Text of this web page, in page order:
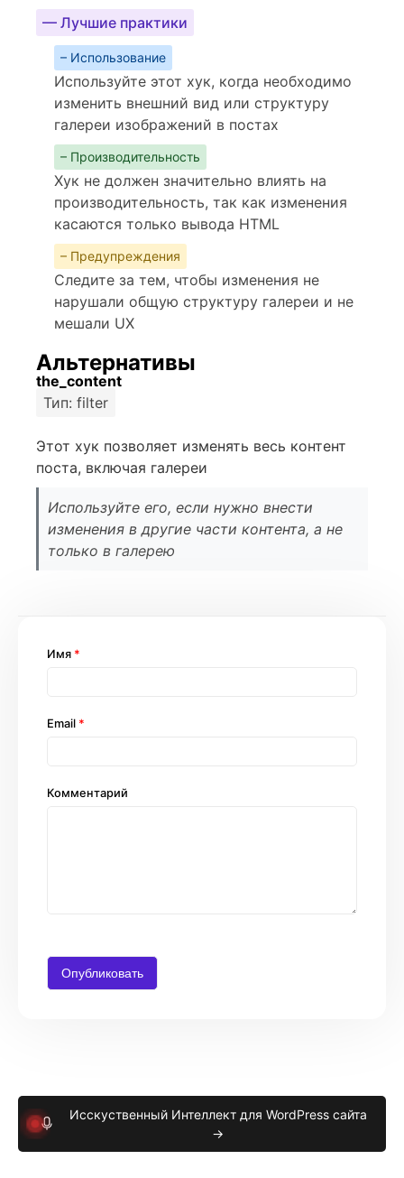
— Лучшие практики
– Использование
Используйте этот хук, когда необходимо
изменить внешний вид или структуру
галереи изображений в постах
– Производительность
Хук не должен значительно влиять на
производительность, так как изменения
касаются только вывода HTML
– Предупреждения
Следите за тем, чтобы изменения не
нарушали общую структуру галереи и не
мешали UX
Альтернативы
the_content
Тип: filter
Этот хук позволяет изменять весь контент
поста, включая галереи
Используйте его, если нужно внести
изменения в другие части контента, а не
только в галерею
Комментарий
Имя *
Email *
Исскуственный Интеллект для WordPress сайта
→